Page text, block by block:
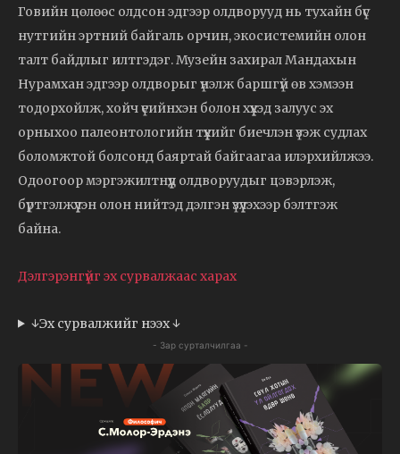
Говийн цөлөөс олдсон эдгээр олдворууд нь тухайн бүс
нутгийн эртний байгаль орчин, экосистемийн олон
талт байдлыг илтгэдэг. Музейн захирал Мандахын
Нурамхан эдгээр олдворыг үнэлж баршгүй өв хэмээн
тодорхойлж, хойч үеийнхэн болон хүүхэд залуус эх
орныхоо палеонтологийн түүхийг биечлэн үзэж судлах
боломжтой болсонд баяртай байгаагаа илэрхийлжээ.
Одоогоор мэргэжилтнүүд олдворуудыг цэвэрлэж,
бүртгэлжүүлэн олон нийтэд дэлгэн үзүүлэхээр бэлтгэж
байна.
Дэлгэрэнгүйг эх сурвалжаас харах
↓Эх сурвалжийг нээх ↓
- Зар сурталчилгаа -